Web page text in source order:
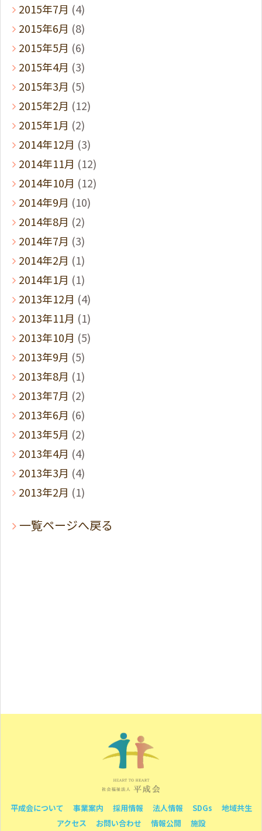
2015年7月 (4)
2015年6月 (8)
2015年5月 (6)
2015年4月 (3)
2015年3月 (5)
2015年2月 (12)
2015年1月 (2)
2014年12月 (3)
2014年11月 (12)
2014年10月 (12)
2014年9月 (10)
2014年8月 (2)
2014年7月 (3)
2014年2月 (1)
2014年1月 (1)
2013年12月 (4)
2013年11月 (1)
2013年10月 (5)
2013年9月 (5)
2013年8月 (1)
2013年7月 (2)
2013年6月 (6)
2013年5月 (2)
2013年4月 (4)
2013年3月 (4)
2013年2月 (1)
一覧ページへ戻る
平成会について 事業案内 採用情報 法人情報 SDGs
地域共生
アクセス
お問い合わせ 情報公開 施設